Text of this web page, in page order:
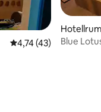
4,74 av 5 i
4,74 (43)
Blue